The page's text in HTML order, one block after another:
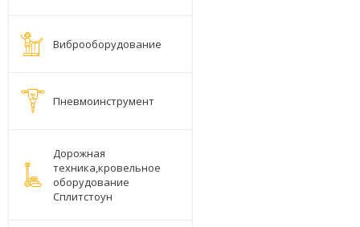
Виброоборудование
Пневмоинструмент
Дорожная
техника,кровельное
оборудование
Сплитстоун